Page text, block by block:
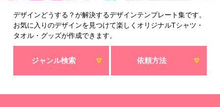
デザインどうする？が解決するデザインテンプレート集です。
お気に入りのデザインを見つけて楽しくオリジナルTシャツ・
タオル・グッズが作成できます。
ジャンル検索 依頼方法